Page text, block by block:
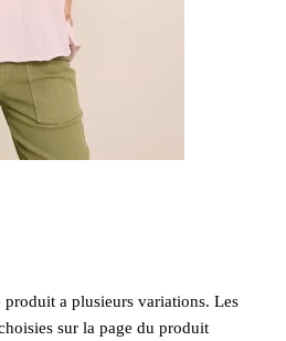
produit a plusieurs variations. Les
sur la page du produit